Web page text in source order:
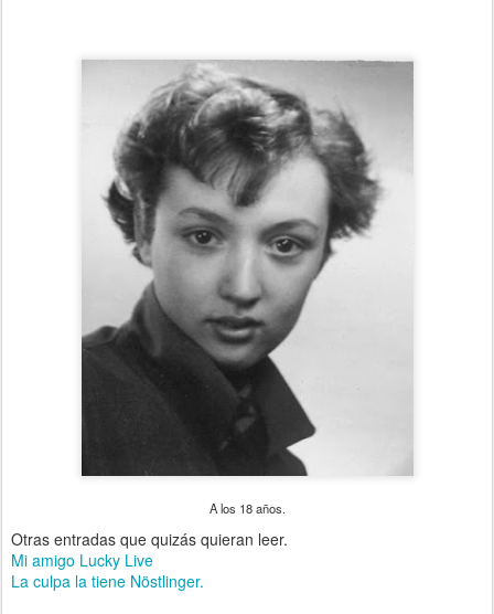
A los 18 años.
Otras entradas que quizás quieran leer.
Mi amigo Lucky Live
La culpa la tiene Nöstlinger.